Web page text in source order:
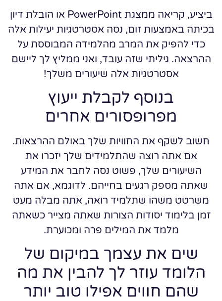
ביציע, קריאה ממצגת PowerPoint או הובלת דיון
בכיתה באמצעות זום, נסה אסטרטגיות יעילות אלה
כדי להפיק את המרב מהלמידה המבוססת על
ההרצאה. גיליתי שזה עובד, ואני ממליץ לך ליישם
אסטרטגיות אלה שיעורים משלך!
בנוסף לקבלת ייעוץ
מפרופסורים אחרים
חשוב לשקף את החוויות שלך באולם ההרצאות.
אם אתה רוצה שהתלמידים שלך יזכרו את
השיעורים שלך, פשוט נסה לחבר את המידע
שאתה מספק רגעים בחייהם. לדוגמא, אם אתה
משרטט משהו שתלמיד רואה, אתה מבלה מעט
זמן בלימוד יסודות הצורות שאתה מצייר כשאתה
מלמד את המילים פרה ומכוערת.
שים את עצמך במיקום של
הלומד עוזר לך להבין את מה
שהם חווים אפילו טוב יותר